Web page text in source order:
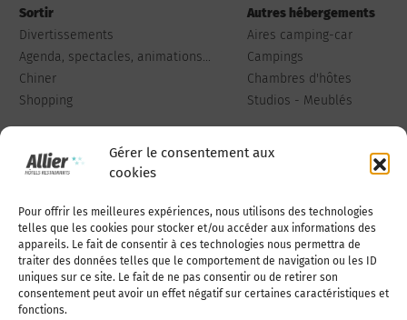
Gérer le consentement aux
cookies
Pour offrir les meilleures expériences, nous utilisons des technologies
telles que les cookies pour stocker et/ou accéder aux informations des
appareils. Le fait de consentir à ces technologies nous permettra de
traiter des données telles que le comportement de navigation ou les ID
uniques sur ce site. Le fait de ne pas consentir ou de retirer son
consentement peut avoir un effet négatif sur certaines caractéristiques et
fonctions.
Sortir
Divertissements
Agenda, spectacles, animations...
Chiner
Shopping
Autres hébergements
Aires camping-car
Campings
Chambres d'hôtes
Studios - Meublés
Qui sommes-nous Publiez votre annonce
Adhérer à l’association Nous contacter